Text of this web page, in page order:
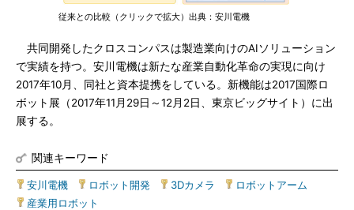
従来との比較（クリックで拡大）出典：安川電機
共同開発したクロスコンパスは製造業向けのAIソリューション
で実績を持つ。安川電機は新たな産業自動化革命の実現に向け
2017年10月、同社と資本提携をしている。新機能は2017国際ロ
ボット展（2017年11月29日～12月2日、東京ビッグサイト）に出
展する。
関連キーワード
安川電機 ロボット開発 3Dカメラ ロボットアーム
産業用ロボット